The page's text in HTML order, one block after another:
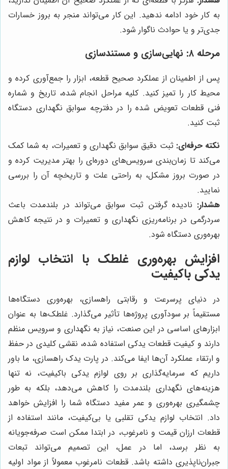
به کار خود ادامه ندهید. این کار می‌تواند منجر به بروز خسارات
جدی‌تر و یا حوادث ناگوار شود.
مرحله ۸: نهایی‌سازی و مستندسازی
پس از اطمینان از عملکرد صحیح قطعه، ابزار را جمع‌آوری کرده و
محیط کار را تمیز کنید. کلیه مراحل انجام شده، تاریخ و شماره
فنی قطعات تعویض شده را در دفترچه سوابق نگهداری دستگاه
ثبت کنید.
نکته حرفه‌ای: ثبت دقیق سوابق نگهداری و تعمیرات، به شما کمک
می‌کند تا زمان‌بندی سرویس‌های دوره‌ای را بهتر مدیریت کرده و
در صورت بروز مشکل، به راحتی علت و تاریخچه آن را بررسی
نمایید.
هشدار: نادیده گرفتن ثبت سوابق می‌تواند در بلندمدت باعث
سردرگمی در برنامه‌ریزی نگهداری و تعمیرات و در نتیجه کاهش
بهره‌وری دستگاه شود.
افزایش بهره‌وری غلطک با انتخاب لوازم
یدکی باکیفیت
در دنیای پرسرعت و رقابتی راهسازی، بهره‌وری دستگاه‌ها
مستقیماً بر سودآوری پروژه‌ها تأثیر می‌گذارد. غلطک‌ها به عنوان
ابزارهای اساسی در این صنعت، نیاز به نگهداری و سرویس منظم
دارند و کیفیت قطعات یدکی استفاده شده، نقشی کلیدی در حفظ
و ارتقاء عملکرد آن‌ها ایفا می‌کند. در پارت یدک راهسازی، ما باور
داریم که سرمایه‌گذاری بر روی لوازم یدکی باکیفیت، نه تنها
هزینه‌های نگهداری بلندمدت را کاهش می‌دهد، بلکه به طور
چشمگیری بهره‌وری و عمر مفید دستگاه شما را افزایش خواهد
داد. انتخاب لوازم یدکی تقلبی یا بی‌کیفیت، مانند استفاده از
قطعات ارزان قیمت و نامرغوب، در ابتدا ممکن است صرفه‌جویانه
به نظر برسد، اما در عمل، این تصمیم می‌تواند تبعات
جبران‌ناپذیری داشته باشد. قطعات نامرغوب معمولاً از مواد اولیه